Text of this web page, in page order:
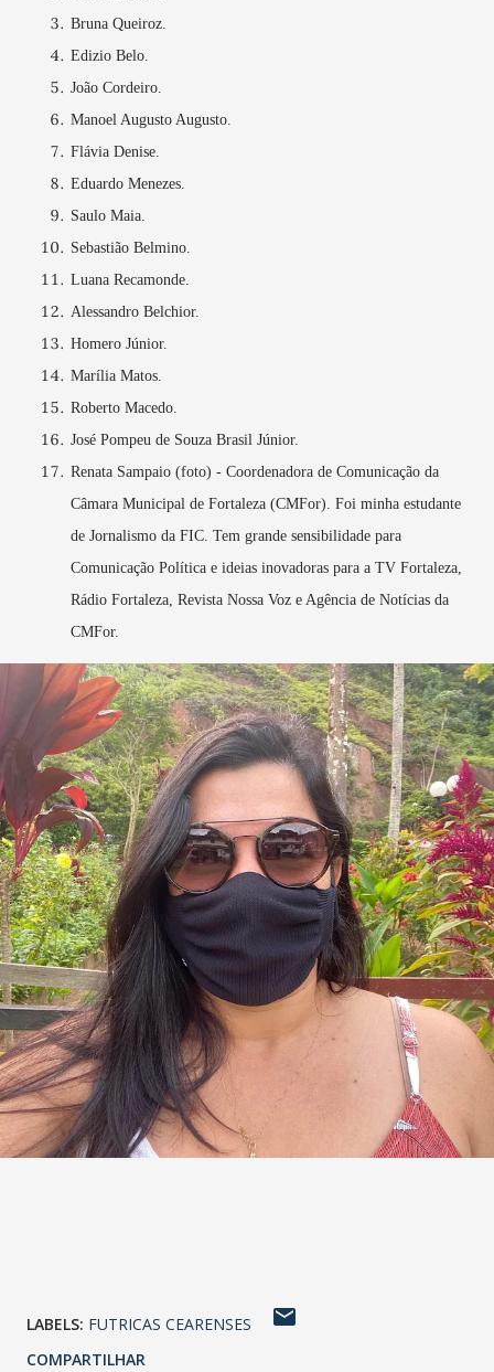
Bruna Queiroz.
Edizio Belo.
João Cordeiro.
Manoel Augusto Augusto.
Flávia Denise.
Eduardo Menezes.
Saulo Maia.
Sebastião Belmino.
Luana Recamonde.
Alessandro Belchior.
Homero Júnior.
Marília Matos.
Roberto Macedo.
José Pompeu de Souza Brasil Júnior.
Renata Sampaio (foto) - Coordenadora de Comunicação da
Câmara Municipal de Fortaleza (CMFor). Foi minha estudante
de Jornalismo da FIC. Tem grande sensibilidade para
Comunicação Política e ideias inovadoras para a TV Fortaleza,
Rádio Fortaleza, Revista Nossa Voz e Agência de Notícias da
CMFor.
LABELS: FUTRICAS CEARENSES
COMPARTILHAR